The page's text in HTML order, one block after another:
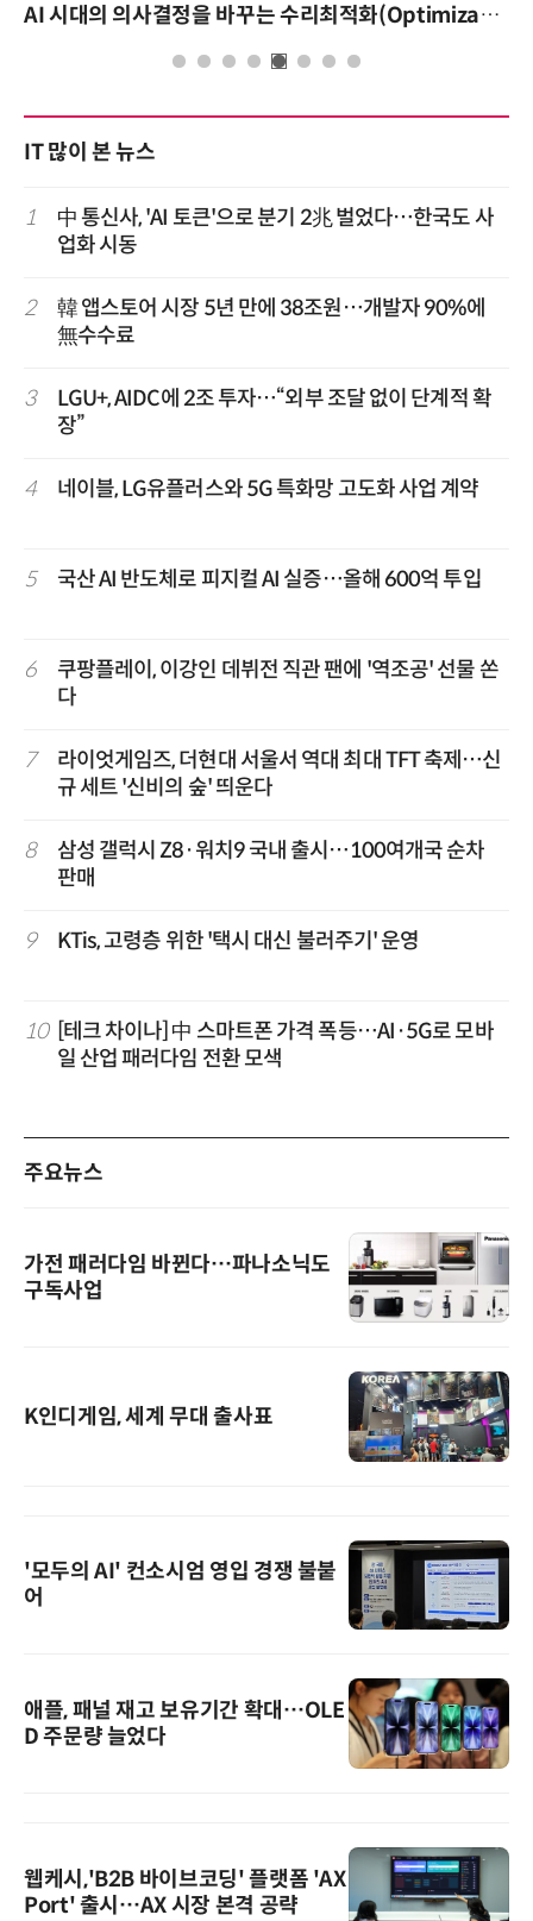
AI 시대의 의사결정을 바꾸는 수리최적화(Optimization): 실제 산업 적용 사례와 활용 전략
IT 많이 본 뉴스
1
中 통신사, 'AI 토큰'으로 분기 2兆 벌었다…한국도 사
업화 시동
2
韓 앱스토어 시장 5년 만에 38조원…개발자 90%에
無수수료
3
LGU+, AIDC에 2조 투자…“외부 조달 없이 단계적 확
장”
4 네이블, LG유플러스와 5G 특화망 고도화 사업 계약
5 국산 AI 반도체로 피지컬 AI 실증…올해 600억 투입
6
쿠팡플레이, 이강인 데뷔전 직관 팬에 '역조공' 선물 쏜
다
7
라이엇게임즈, 더현대 서울서 역대 최대 TFT 축제…신
규 세트 '신비의 숲' 띄운다
8
삼성 갤럭시 Z8·워치9 국내 출시…100여개국 순차
판매
9 KTis, 고령층 위한 '택시 대신 불러주기' 운영
10 [테크 차이나] 中 스마트폰 가격 폭등…AI·5G로 모바
일 산업 패러다임 전환 모색
주요뉴스
가전 패러다임 바뀐다…파나소닉도
구독사업
K인디게임, 세계 무대 출사표
'모두의 AI' 컨소시엄 영입 경쟁 불붙
어
애플, 패널 재고 보유기간 확대…OLE
D 주문량 늘었다
웹케시,'B2B 바이브코딩' 플랫폼 'AX
Port' 출시…AX 시장 본격 공략